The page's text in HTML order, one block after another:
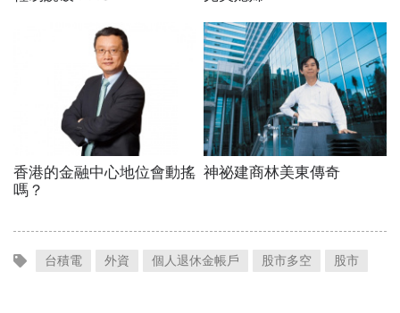
台積電 外資 個人退休金帳戶 股市多空 股市